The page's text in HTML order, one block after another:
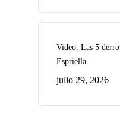
Video: Las 5
Espriella
julio 29, 2026